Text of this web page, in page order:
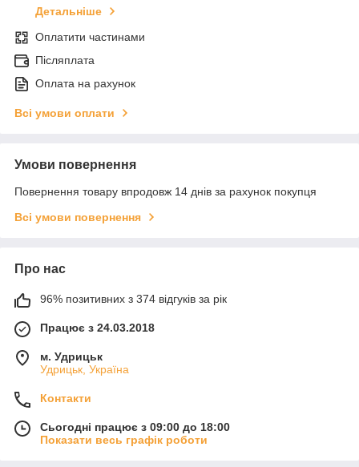
Детальніше
Оплатити частинами
Післяплата
Оплата на рахунок
Всі умови оплати
Умови повернення
Повернення товару впродовж 14 днів за рахунок покупця
Всі умови повернення
Про нас
96% позитивних з 374 відгуків за рік
Працює з 24.03.2018
м. Удрицьк
Удрицьк, Україна
Контакти
Сьогодні працює з 09:00 до 18:00
Показати весь графік роботи